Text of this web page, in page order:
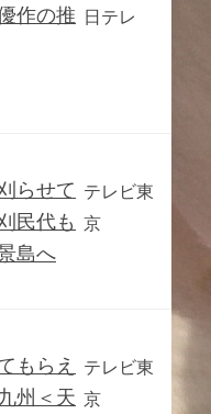
作の推 日テレ
らせて
民代も
島へ
テレビ東
京
もらえ
州＜天
テレビ東
京